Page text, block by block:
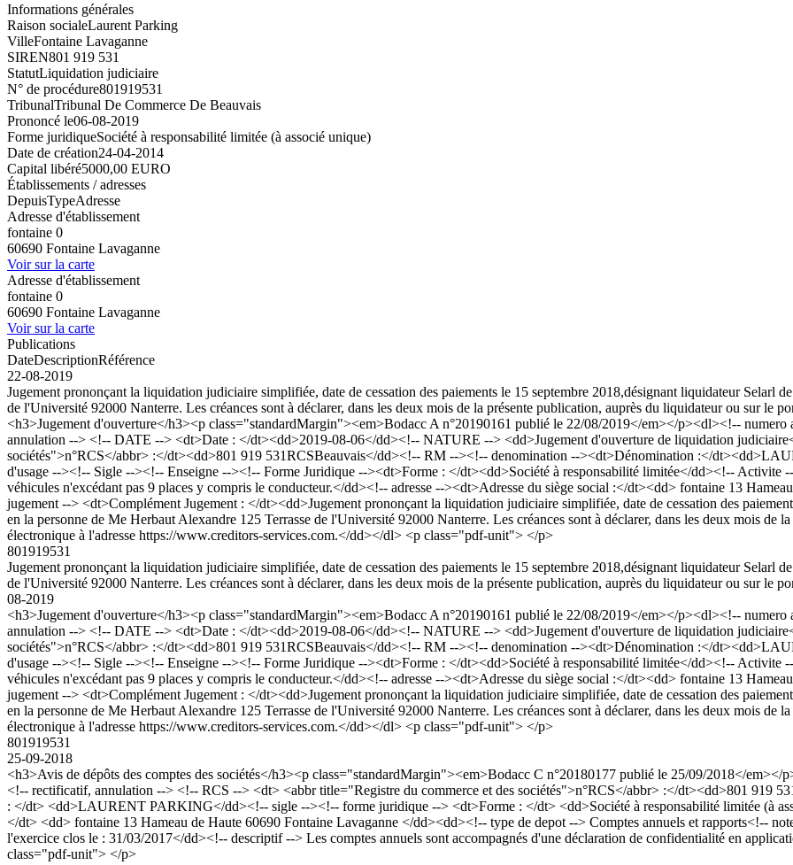
Informations générales
Raison socialeLaurent Parking
VilleFontaine Lavaganne
SIREN801 919 531
StatutLiquidation judiciaire
N° de procédure801919531
TribunalTribunal De Commerce De Beauvais
Prononcé le06-08-2019
Forme juridiqueSociété à responsabilité limitée (à associé unique)
Date de création24-04-2014
Capital libéré5000,00 EURO
Établissements / adresses
DepuisTypeAdresse
Adresse d'établissement
fontaine 0
60690 Fontaine Lavaganne
Voir sur la carte
Adresse d'établissement
fontaine 0
60690 Fontaine Lavaganne
Voir sur la carte
Publications
DateDescriptionRéférence
22-08-2019
Jugement prononçant la liquidation judiciaire simplifiée, date de cessation des paiements le 15 septembre 2018,désignant liquidateur Selarl
de l'Université 92000 Nanterre. Les créances sont à déclarer, dans les deux mois de la présente publication, auprès du liquidateur ou sur le
<h3>Jugement d'ouverture</h3><p class="standardMargin"><em>Bodacc A n°20190161 publié le 22/08/2019</em></p><dl><!--
annulation --> <!-- DATE --> <dt>Date : </dt><dd>2019-08-06</dd><!-- NATURE --> <dd>Jugement d'ouverture de liquidation
sociétés">n°RCS</abbr> :</dt><dd>801 919 531RCSBeauvais</dd><!-- RM --><!-- denomination --><dt>Dénomination :</
d'usage --><!-- Sigle --><!-- Enseigne --><!-- Forme Juridique --><dt>Forme : </dt><dd>Société à responsabilité limitée</dd><!-- Activite
véhicules n'excédant pas 9 places y compris le conducteur.</dd><!-- adresse --><dt>Adresse du siège social :</dt><dd> fontaine 13
jugement --> <dt>Complément Jugement : </dt><dd>Jugement prononçant la liquidation judiciaire simplifiée, date de cessation des
en la personne de Me Herbaut Alexandre 125 Terrasse de l'Université 92000 Nanterre. Les créances sont à déclarer, dans les deux mois de
électronique à l'adresse https://www.creditors-services.com.</dd></dl> <p class="pdf-unit"> </p>
801919531
Jugement prononçant la liquidation judiciaire simplifiée, date de cessation des paiements le 15 septembre 2018,désignant liquidateur Selarl
de l'Université 92000 Nanterre. Les créances sont à déclarer, dans les deux mois de la présente publication, auprès du liquidateur ou sur le
08-2019
<h3>Jugement d'ouverture</h3><p class="standardMargin"><em>Bodacc A n°20190161 publié le 22/08/2019</em></p><dl><!--
annulation --> <!-- DATE --> <dt>Date : </dt><dd>2019-08-06</dd><!-- NATURE --> <dd>Jugement d'ouverture de liquidation
sociétés">n°RCS</abbr> :</dt><dd>801 919 531RCSBeauvais</dd><!-- RM --><!-- denomination --><dt>Dénomination :</
d'usage --><!-- Sigle --><!-- Enseigne --><!-- Forme Juridique --><dt>Forme : </dt><dd>Société à responsabilité limitée</dd><!-- Activite
véhicules n'excédant pas 9 places y compris le conducteur.</dd><!-- adresse --><dt>Adresse du siège social :</dt><dd> fontaine 13
jugement --> <dt>Complément Jugement : </dt><dd>Jugement prononçant la liquidation judiciaire simplifiée, date de cessation des
en la personne de Me Herbaut Alexandre 125 Terrasse de l'Université 92000 Nanterre. Les créances sont à déclarer, dans les deux mois de
électronique à l'adresse https://www.creditors-services.com.</dd></dl> <p class="pdf-unit"> </p>
801919531
25-09-2018
<h3>Avis de dépôts des comptes des sociétés</h3><p class="standardMargin"><em>Bodacc C n°20180177 publié le 25/09/2018</
<!-- rectificatif, annulation --> <!-- RCS --> <dt> <abbr title="Registre du commerce et des sociétés">n°RCS</abbr> :</dt><dd>801 919
: </dt> <dd>LAURENT PARKING</dd><!-- sigle --><!-- forme juridique --> <dt>Forme : </dt> <dd>Société à responsabilité limitée (à
</dt> <dd> fontaine 13 Hameau de Haute 60690 Fontaine Lavaganne </dd><dd><!-- type de depot --> Comptes annuels et rapports<!--
l'exercice clos le : 31/03/2017</dd><!-- descriptif --> Les comptes annuels sont accompagnés d'une déclaration de confidentialité en
class="pdf-unit"> </p>